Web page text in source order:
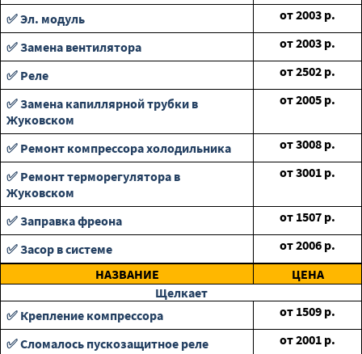
✅ Эл. модуль
от2003 р.
✅ Замена вентилятора
от2003 р.
✅ Реле
от2502 р.
✅ Замена капиллярной трубки в
Жуковском
от2005 р.
✅ Ремонт компрессора холодильника от3008 р.
✅ Ремонт терморегулятора в
Жуковском
от3001 р.
✅ Заправка фреона от 1507 р.
✅ Засор в системе
от2006 р.
НАЗВАНИЕ
ЦЕНА
Щелкает
✅ Крепление компрессора
от 1509 р.
✅ Сломалось пускозащитное реле
от2001 р.